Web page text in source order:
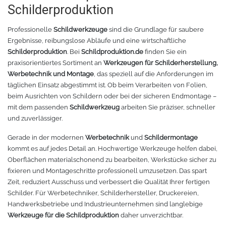
Verschiedene Spezialfolien
Textilfolie
Übersicht
Chemica Hotmark
Chemica Holograflex
Chemica Upperflok
Schaber
Verschiedenes
Griffe
Taschen und Kisten
Ausstattung für Taschen
Werkzeugtasche
Schilderproduktion
Professionelle Schildwerkzeuge sind die Grundlage für saubere
Ergebnisse, reibungslose Abläufe und eine wirtschaftliche
Schilderproduktion. Bei Schildproduktion.de finden Sie ein
praxisorientiertes Sortiment an Werkzeugen für Schilderherstellung,
Werbetechnik und Montage, das speziell auf die Anforderungen im
täglichen Einsatz abgestimmt ist. Ob beim Verarbeiten von Folien,
beim Ausrichten von Schildern oder bei der sicheren Endmontage –
mit dem passenden Schildwerkzeug arbeiten Sie präziser, schneller
und zuverlässiger.
Gerade in der modernen Werbetechnikund Schildermontage
kommt es auf jedes Detail an. Hochwertige Werkzeuge helfen dabei,
Oberflächen materialschonend zu bearbeiten, Werkstücke sicher zu
fixieren und Montageschritte professionell umzusetzen. Das spart
Zeit, reduziert Ausschuss und verbessert die Qualität Ihrer fertigen
Schilder. Für Werbetechniker, Schilderhersteller, Druckereien,
Handwerksbetriebe und Industrieunternehmen sind langlebige
Werkzeuge für die Schildproduktion daher unverzichtbar.